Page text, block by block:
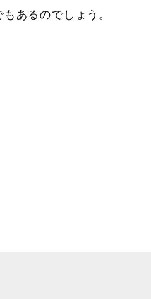
あるのでしょう。